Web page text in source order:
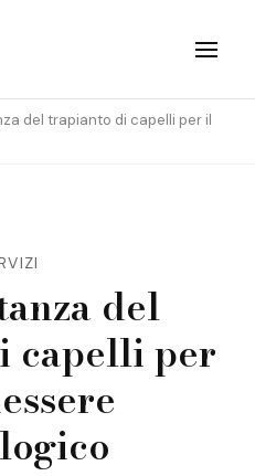
del trapianto di capelli per il
del
capelli per